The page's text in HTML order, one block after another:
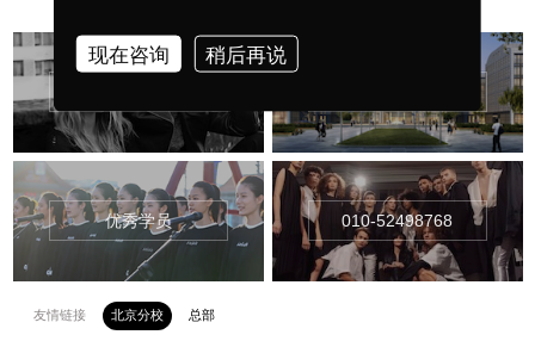
优秀学员 010-52498768
友情链接 北京分校 总部
现在咨询 稍后再说